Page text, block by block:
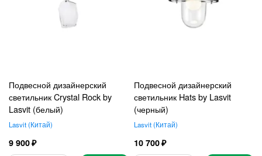
Подвесной дизайнерский
светильник Crystal Rock by
Lasvit (белый)
Lasvit Китай
9 900
Подвесной дизайнерский
светильник Hats by Lasvit
(черный)
Lasvit Китай
10 700